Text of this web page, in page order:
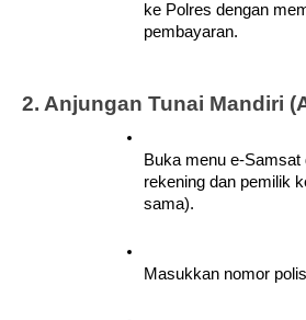
ke Polres dengan
pembayaran.
2. Anjungan Tunai Mandiri
Buka menu e-Samsat
rekening dan pemilik
sama).
Masukkan nomor